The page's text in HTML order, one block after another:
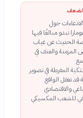
حول
تبدو مبالغًا فيها
الحديث عن غياب
المزمنة والعنف في
المفرطة في تصوير
قد تغفل الواقع
والاقتصادي
للشعب المكسيكي